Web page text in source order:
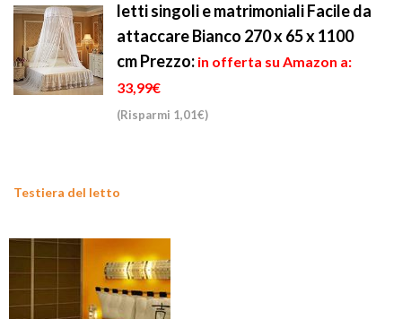
letti singoli e matrimoniali Facile da
attaccare Bianco 270 x 65 x 1100
cmPrezzo: in offerta su Amazon a:
33,99€
(Risparmi 1,01€)
Testiera del letto